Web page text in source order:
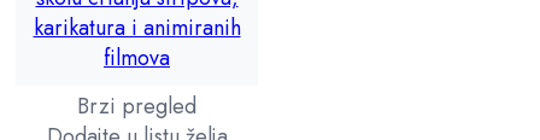
Brzi pregled